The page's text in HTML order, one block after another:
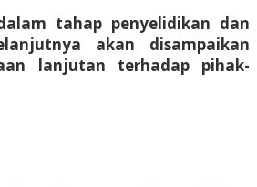
tahap penyelidikan dan
akan disampaikan
lanjutan terhadap pihak-